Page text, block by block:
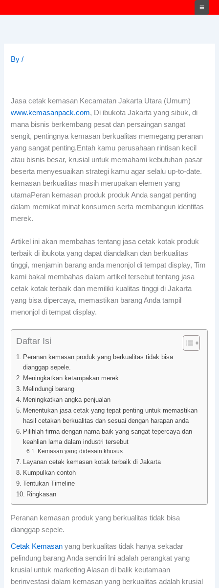
to
By/
Jasa cetak kemasan Kecamatan Jakarta Utara (Umum)
www.kemasanpack.com, Di ibukota Jakarta yang sibuk, di
mana bisnis berkembang pesat dan persaingan sangat
sengit, pentingnya kemasan berkualitas memegang peranan
yang sangat penting.Entah kamu perusahaan rintisan kecil
atau bisnis besar, krusial untuk memahami kebutuhan pasar
beserta menyesuaikan strategi kamu agar selalu up-to-date.
kemasan berkualitas masih merupakan elemen yang
utamaPeran kemasan produk produk Anda sangat penting
dalam memikat minat konsumen serta membangun identitas
merek.
Artikel ini akan membahas tentang jasa cetak kotak produk
terbaik di ibukota yang dapat diandalkan dan berkualitas
tinggi, menjamin barang anda menonjol di tempat display, Tim
kami bakal membahas dalam artikel tersebut tentang jasa
cetak kotak terbaik dan memiliki kualitas tinggi di Jakarta
yang bisa dipercaya, memastikan barang Anda tampil
menonjol di tempat display.
Daftar Isi
Peranan kemasan produk yang berkualitas tidak bisa
dianggap sepele.
Meningkatkan ketampakan merek
Melindungi barang
Meningkatkan angka penjualan
Menentukan jasa cetak yang tepat penting untuk memastikan
hasil cetakan berkualitas dan sesuai dengan harapan anda
Pilihlah firma dengan nama baik yang sangat tepercaya dan
keahlian lama dalam industri tersebut
Kemasan yang didesain khusus
Layanan cetak kemasan kotak terbaik di Jakarta
Kumpulkan contoh
Tentukan Timeline
Ringkasan
Peranan kemasan produk yang berkualitas tidak bisa
dianggap sepele.
Cetak Kemasan yang berkualitas tidak hanya sekadar
pelindung barang Anda sendiri Ini adalah perangkat yang
krusial untuk marketing Alasan di balik keutamaan
berinvestasi dalam kemasan yang berkualitas adalah krusial